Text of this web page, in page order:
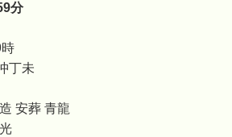
分
丁未
安葬 青龍